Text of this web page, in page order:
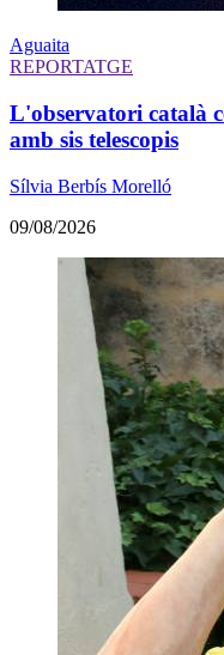
Aguaita
REPORTATGE
L'observatori català
amb sis telescopis
Sílvia Berbís Morelló
09/08/2026